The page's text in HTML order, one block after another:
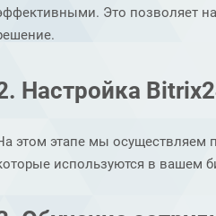
Это позволяет
Настройка
этом этапе мы осуществляем
используются в вашем